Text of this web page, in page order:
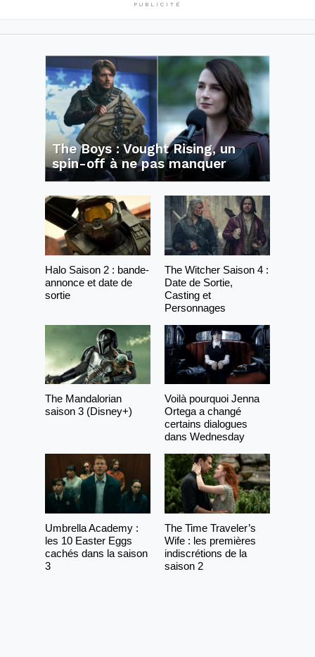
PUBLICITÉ
The Boys : Vought Rising, un
spin-off à ne pas manquer
Halo Saison 2 : bande-
annonce et date de
sortie
The Witcher Saison 4 :
Date de Sortie,
Casting et
Personnages
The Mandalorian
saison 3 (Disney+)
Voilà pourquoi Jenna
Ortega a changé
certains dialogues
dans Wednesday
Umbrella Academy :
les 10 Easter Eggs
cachés dans la saison
3
The Time Traveler’s
Wife : les premières
indiscrétions de la
saison 2